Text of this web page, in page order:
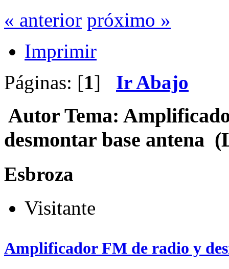
« anterior próximo »
Imprimir
Páginas: [1] Ir Abajo
Autor Tema:
desmontar base antena
Esbroza
Visitante
Amplificador FM de radio y